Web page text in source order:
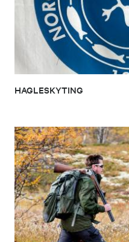
HAGLESKYTING